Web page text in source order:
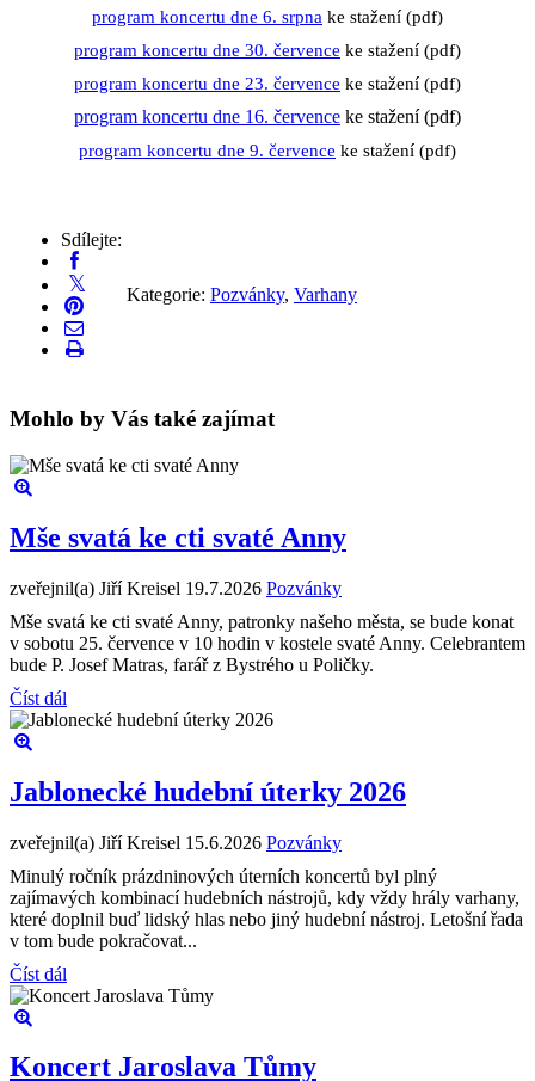
program koncertu dne 6. srpna ke stažení (pdf)
program koncertu dne 30. července ke stažení (pdf)
program koncertu dne 23. července ke stažení (pdf)
program koncertu dne 16. července ke stažení (pdf)
program koncertu dne 9. července ke stažení (pdf)
Sdílejte:
Kategorie: Pozvánky, Varhany
Mohlo by Vás také zajímat
Mše svatá ke cti svaté Anny
zveřejnil(a) Jiří Kreisel 19.7.2026 Pozvánky
Mše svatá ke cti svaté Anny, patronky našeho města, se bude konat
v sobotu 25. července v 10 hodin v kostele svaté Anny. Celebrantem
bude P. Josef Matras, farář z Bystrého u Poličky.
Číst dál
Jablonecké hudební úterky 2026
zveřejnil(a) Jiří Kreisel 15.6.2026 Pozvánky
Minulý ročník prázdninových úterních koncertů byl plný
zajímavých kombinací hudebních nástrojů, kdy vždy hrály varhany,
které doplnil buď lidský hlas nebo jiný hudební nástroj. Letošní řada
v tom bude pokračovat...
Číst dál
Koncert Jaroslava Tůmy